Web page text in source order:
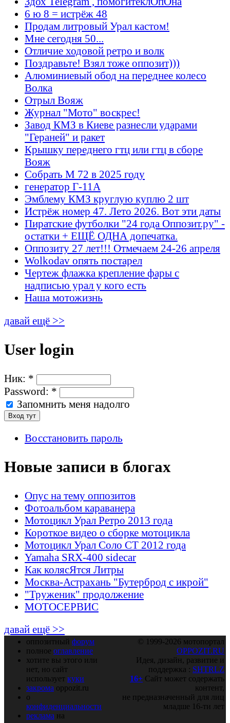
6 ю 8 = истрёж 48
Продам литровый Урал кастом!
Мне сегодня 50...
Отличие ходовой ретро и волк
Поздравьте! Взял тоже оппозит)))
Алюминиевый обод на переднее колесо
Волка
Отрыл Вояж
Журнал "Мото" воскрес!
Завод КМЗ в Киеве разнесли ударами
"Гераней" и ракет
Крышку переднего гтц или гтц в сборе
Вояж
Собрать М 72 в 2025 году
генератор Г-11А
Эмблему КМЗ круглую куплю 2 шт
Истрёж номер 47. Лето 2026. Вот эти даты
Пиратские футболки "24 года Оппозит.ру" -
остатки + ЕЩЁ ОДНА допечатка.
Оппозиту 27 лет!!! Отмечаем 24-26 апреля
Wolkodav опять постарел
Чертеж флажка крепление фары с
надписью урал у кого есть
Наша мотожизнь
давай ещё >>
User login
Ник: *
Password: *
Запомнить меня надолго
Восстановить пароль
Новые записи в блогах
Опус на тему оппозитов
Фотоальбом караванера
Мотоцикл Урал Ретро 2013 года
Короткое видео о сборке мотоцикла
Мотоцикл Урал Соло СТ 2012 года
Yamaha SRX-400 sidecar
Как колясЯтся Литры
Москва-Астрахань "Бутерброд с икрой"
"Труженик" продолжение
МОТОСЕРВИС
давай ещё >>
оппозитный форум
полное оглавление
хотите вы этого или
нет, но сайт
использует куки
закрома oppozit.ru
о
конфиденциальности
реклама на
© 1999-2026 мотопортал
OPPOZIT.RU
Идея, дизайн, развитие и
поддержка : SHTRLZ
16+ Сайт может содержать
контент,
не предназначенный для лиц
младше 16-ти лет